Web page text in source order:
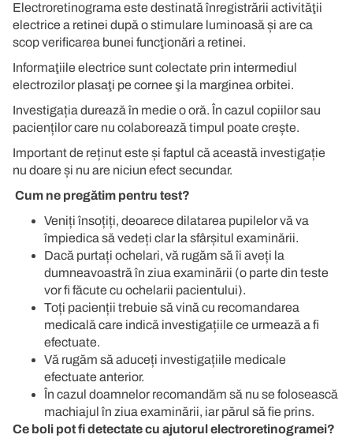
Electroretinograma este destinată înregistrării activităţii
electrice a retinei după o stimulare luminoasă și are ca
scop verificarea bunei funcţionări a retinei.
Informaţiile electrice sunt colectate prin intermediul
electrozilor plasaţi pe cornee şi la marginea orbitei.
Investigația durează în medie o oră. În cazul copiilor sau
pacienților care nu colaborează timpul poate crește.
Important de reținut este și faptul că această investigație
nu doare și nu are niciun efect secundar.
Cum ne pregătim pentru test?
Veniți însoțiți, deoarece dilatarea pupilelor vă va
împiedica să vedeți clar la sfârșitul examinării.
Dacă purtați ochelari, vă rugăm să îi aveți la
dumneavoastră în ziua examinării (o parte din teste
vor fi făcute cu ochelarii pacientului).
Toți pacienții trebuie să vină cu recomandarea
medicală care indică investigațiile ce urmează a fi
efectuate.
Vă rugăm să aduceți investigațiile medicale
efectuate anterior.
În cazul doamnelor recomandăm să nu se folosească
machiajul în ziua examinării, iar părul să fie prins.
Ce boli pot fi detectate cu ajutorul electroretinogramei?